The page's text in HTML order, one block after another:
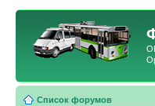
Список форумов